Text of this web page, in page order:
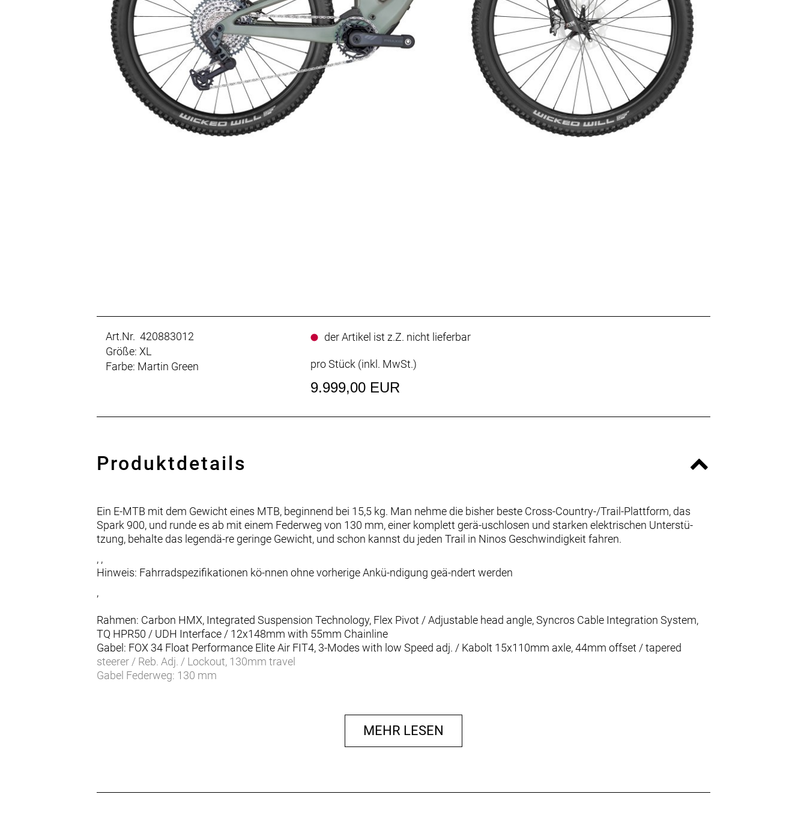
Art.Nr. 420883012
Größe: XL
Farbe: Martin Green
der Artikel ist z.Z. nicht lieferbar
pro Stück (inkl. MwSt.)
9.999,00 EUR
Produktdetails
Ein E-MTB mit dem Gewicht eines MTB, beginnend bei 15,5 kg. Man nehme die bisher beste Cross-Country-/Trail-Plattform, das
Spark 900, und runde es ab mit einem Federweg von 130 mm, einer komplett gerä-uschlosen und starken elektrischen Unterstü-
tzung, behalte das legendä-re geringe Gewicht, und schon kannst du jeden Trail in Ninos Geschwindigkeit fahren.
, ,
Hinweis: Fahrradspezifikationen kö-nnen ohne vorherige Ankü-ndigung geä-ndert werden
,
Rahmen: Carbon HMX, Integrated Suspension Technology, Flex Pivot / Adjustable head angle, Syncros Cable Integration System,
TQ HPR50 / UDH Interface / 12x148mm with 55mm Chainline
Gabel: FOX 34 Float Performance Elite Air FIT4, 3-Modes with low Speed adj. / Kabolt 15x110mm axle, 44mm offset / tapered
steerer / Reb. Adj. / Lockout, 130mm travel
Gabel Federweg: 130 mm
Schaltwerk: SRAM GX Eagle AXS Transmission 12 Speed, Wireless Electronic Shift System
MEHR LESEN